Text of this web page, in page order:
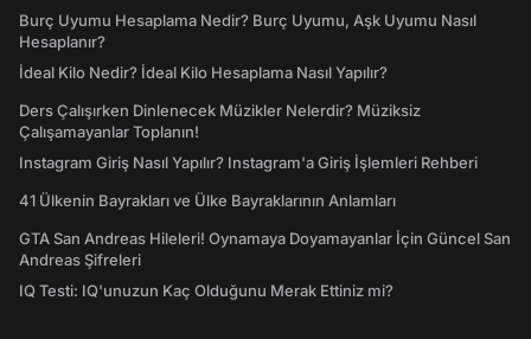
Burç Uyumu Hesaplama Nedir? Burç Uyumu, Aşk Uyumu Nasıl
Hesaplanır?
İdeal Kilo Nedir? İdeal Kilo Hesaplama Nasıl Yapılır?
Ders Çalışırken Dinlenecek Müzikler Nelerdir? Müziksiz
Çalışamayanlar Toplanın!
Instagram Giriş Nasıl Yapılır? Instagram'a Giriş İşlemleri Rehberi
41 Ülkenin Bayrakları ve Ülke Bayraklarının Anlamları
GTA San Andreas Hileleri! Oynamaya Doyamayanlar İçin Güncel San
Andreas Şifreleri
IQ Testi: IQ'unuzun Kaç Olduğunu Merak Ettiniz mi?